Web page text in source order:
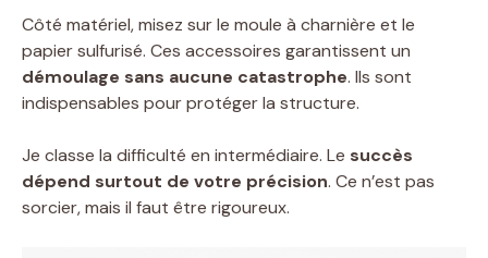
Côté matériel, misez sur le moule à charnière et le
papier sulfurisé. Ces accessoires garantissent un
démoulage sans aucune catastrophe. Ils sont
indispensables pour protéger la structure.
Je classe la difficulté en intermédiaire. Le succès
dépend surtout de votre précision. Ce n’est pas
sorcier, mais il faut être rigoureux.